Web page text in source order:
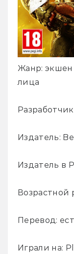
Жанр: экшен
лица
Издатель:
Издатель в
Возрастной
Перевод:
Играли на: